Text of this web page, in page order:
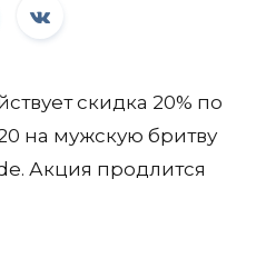
скидка 20% по
на мужскую бритву
Акция продлится